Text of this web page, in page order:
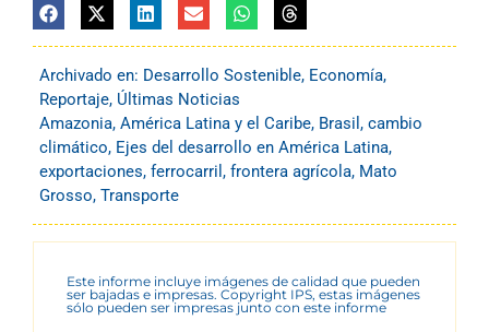
Archivado en: Desarrollo Sostenible, Economía,
Reportaje, Últimas Noticias
Amazonia, América Latina y el Caribe, Brasil , cambio
climático, Ejes del desarrollo en América Latina,
exportaciones, ferrocarril , frontera agrícola, Mato
Grosso, Transporte
Este informe incluye imágenes de calidad que pueden
ser bajadas e impresas. Copyright IPS, estas imágenes
sólo pueden ser impresas junto con este informe